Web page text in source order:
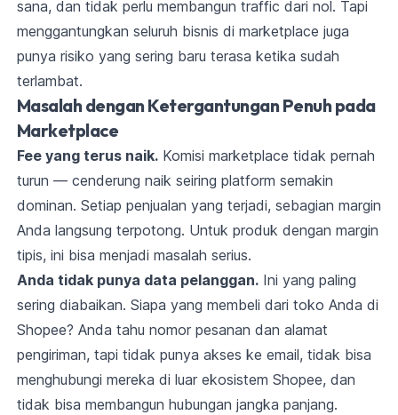
sana, dan tidak perlu membangun traffic dari nol. Tapi
menggantungkan seluruh bisnis di marketplace juga
punya risiko yang sering baru terasa ketika sudah
terlambat.
Masalah dengan Ketergantungan Penuh pada
Marketplace
Fee yang terus naik.Komisi marketplace tidak pernah
turun — cenderung naik seiring platform semakin
dominan. Setiap penjualan yang terjadi, sebagian margin
Anda langsung terpotong. Untuk produk dengan margin
tipis, ini bisa menjadi masalah serius.
Anda tidak punya data pelanggan.Ini yang paling
sering diabaikan. Siapa yang membeli dari toko Anda di
Shopee? Anda tahu nomor pesanan dan alamat
pengiriman, tapi tidak punya akses ke email, tidak bisa
menghubungi mereka di luar ekosistem Shopee, dan
tidak bisa membangun hubungan jangka panjang.